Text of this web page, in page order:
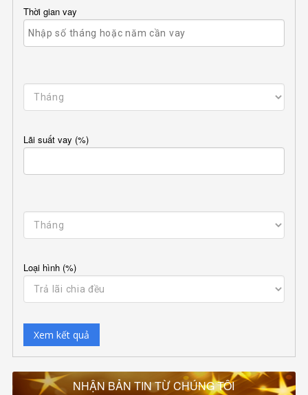
Thời gian vay
Lãi suất vay (%)
Loại hình (%)
Xem kết quả
NHẬN BẢN TIN TỪ CHÚNG TÔI